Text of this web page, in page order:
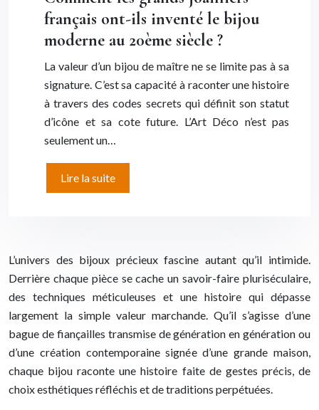
français ont-ils inventé le bijou
moderne au 20ème siècle ?
La valeur d’un bijou de maître ne se limite pas à sa
signature. C’est sa capacité à raconter une histoire
à travers des codes secrets qui définit son statut
d’icône et sa cote future. L’Art Déco n’est pas
seulement un…
Lire la suite
L’univers des bijoux précieux fascine autant qu’il intimide.
Derrière chaque pièce se cache un savoir-faire pluriséculaire,
des techniques méticuleuses et une histoire qui dépasse
largement la simple valeur marchande. Qu’il s’agisse d’une
bague de fiançailles transmise de génération en génération ou
d’une création contemporaine signée d’une grande maison,
chaque bijou raconte une histoire faite de gestes précis, de
choix esthétiques réfléchis et de traditions perpétuées.